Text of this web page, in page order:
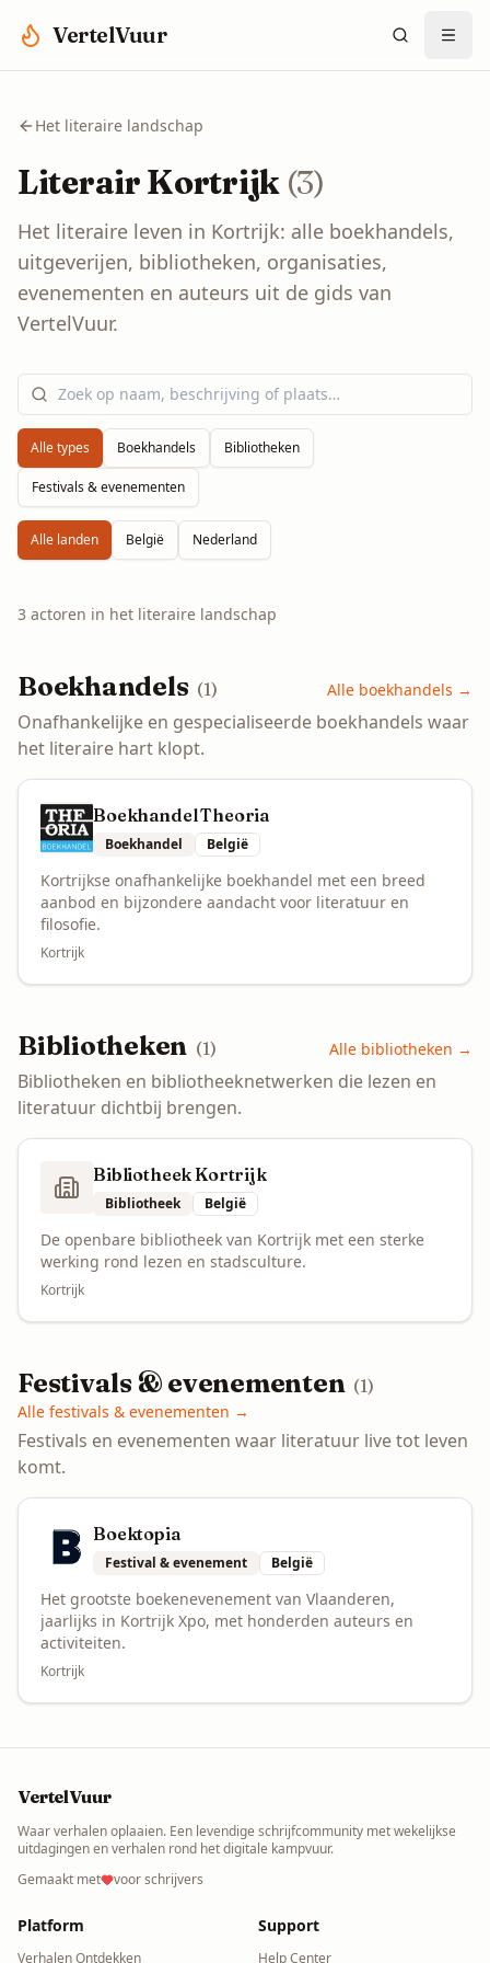
VertelVuur
Het literaire landschap
LiterairKortrijk (3)
Het literaire leven in Kortrijk: alle boekhandels,
uitgeverijen, bibliotheken, organisaties,
evenementen en auteurs uit de gids van
VertelVuur.
Alle types Boekhandels Bibliotheken
Festivals & evenementen
Alle landen België Nederland
3 actoren in het literaire landschap
Boekhandels (1) Alle boekhandels →
Onafhankelijke en gespecialiseerde boekhandels waar
het literaire hart klopt.
Boekhandel Theoria
Boekhandel België
Kortrijkse onafhankelijke boekhandel met een breed
aanbod en bijzondere aandacht voor literatuur en
filosofie.
Kortrijk
Bibliotheken (1) Alle bibliotheken →
Bibliotheken en bibliotheeknetwerken die lezen en
literatuur dichtbij brengen.
Bibliotheek Kortrijk
Bibliotheek België
De openbare bibliotheek van Kortrijk met een sterke
werking rond lezen en stadsculture.
Kortrijk
Festivals & evenementen (1)
Alle festivals & evenementen →
Festivals en evenementen waar literatuur live tot leven
komt.
Boektopia
Festival & evenement België
Het grootste boekenevenement van Vlaanderen,
jaarlijks in Kortrijk Xpo, met honderden auteurs en
activiteiten.
Kortrijk
VertelVuur
Waar verhalen oplaaien. Een levendige schrijfcommunity met wekelijkse
uitdagingen en verhalen rond het digitale kampvuur.
Gemaakt met
voor schrijvers
Platform
Verhalen Ontdekken
Support
Help Center